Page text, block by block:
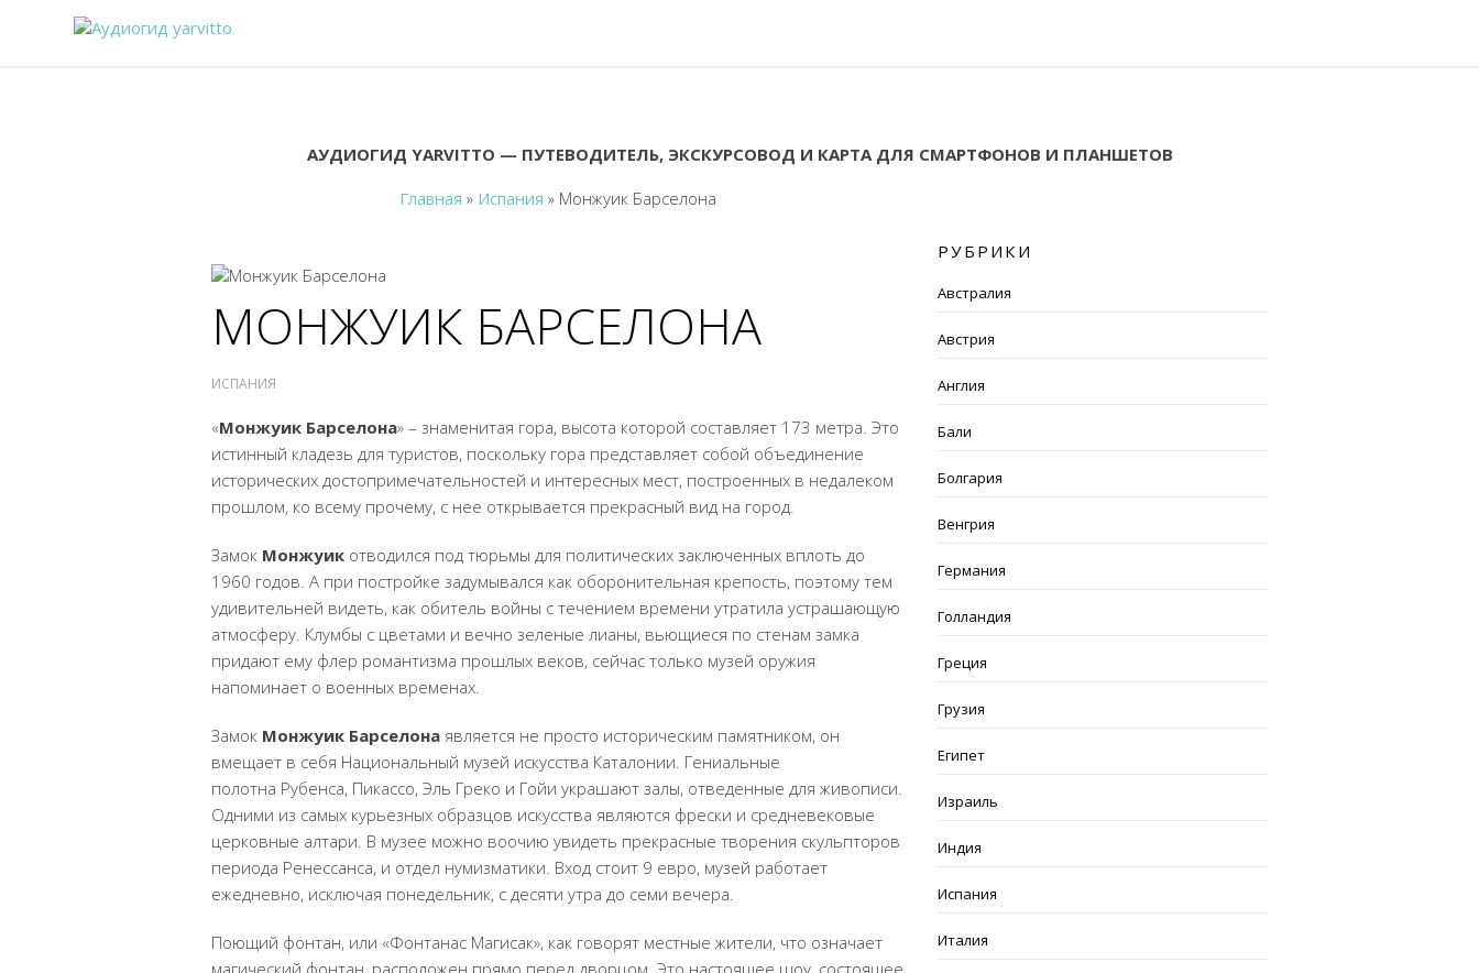
АУДИОГИД YARVITTO — ПУТЕВОДИТЕЛЬ, ЭКСКУРСОВОД И КАРТА ДЛЯ СМАРТФОНОВ И ПЛАНШЕТОВ
Главная » Испания » Монжуик Барселона
МОНЖУИК БАРСЕЛОНА
ИСПАНИЯ
«Монжуик Барселона» – знаменитая гора, высота которой составляет 173 метра. Это
истинный кладезь для туристов, поскольку гора представляет собой объединение
исторических достопримечательностей и интересных мест, построенных в недалеком
прошлом, ко всему прочему, с нее открывается прекрасный вид на город.
Замок Монжуик отводился под тюрьмы для политических заключенных вплоть до
1960 годов. А при постройке задумывался как оборонительная крепость, поэтому тем
удивительней видеть, как обитель войны с течением времени утратила устрашающую
атмосферу. Клумбы с цветами и вечно зеленые лианы, вьющиеся по стенам замка
придают ему флер романтизма прошлых веков, сейчас только музей оружия
напоминает о военных временах.
Замок Монжуик Барселона является не просто историческим памятником, он
вмещает в себя Национальный музей искусства Каталонии. Гениальные
полотна Рубенса, Пикассо, Эль Греко и Гойи украшают залы, отведенные для живописи.
Одними из самых курьезных образцов искусства являются фрески и средневековые
церковные алтари. В музее можно воочию увидеть прекрасные творения скульпторов
периода Ренессанса, и отдел нумизматики. Вход стоит 9 евро, музей работает
ежедневно, исключая понедельник, с десяти утра до семи вечера.
Поющий фонтан, или «Фонтанас Магисак», как говорят местные жители, что означает
магический фонтан, расположен прямо перед дворцом. Это настоящее шоу, состоящее
РУБРИКИ
Австралия
Австрия
Англия
Бали
Болгария
Венгрия
Германия
Голландия
Греция
Грузия
Египет
Израиль
Индия
Испания
Италия